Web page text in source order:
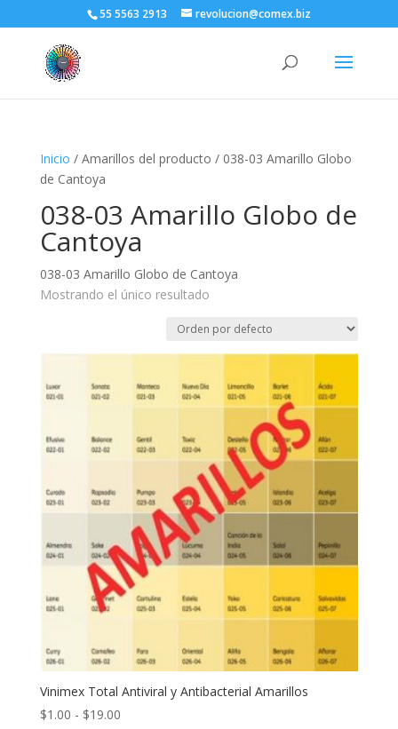
55 5563 2913 revolucion@comex.biz
Inicio / Amarillos del producto / 038-03 Amarillo Globo
de Cantoya
038-03 Amarillo Globo de
Cantoya
038-03 Amarillo Globo de Cantoya
Mostrando el único resultado
Vinimex Total Antiviral y Antibacterial Amarillos
$1.00 - $19.00Rango